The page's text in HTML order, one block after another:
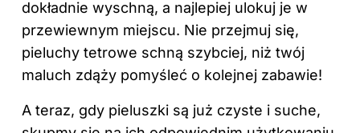
dokładnie wyschną, a najlepiej ulokuj je w
przewiewnym miejscu. Nie przejmuj się,
pieluchy tetrowe schną szybciej, niż twój
maluch zdąży pomyśleć o kolejnej zabawie!
A teraz, gdy pieluszki są już czyste i suche,